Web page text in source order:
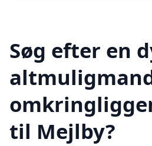
Søg efter en
til Mejlby?